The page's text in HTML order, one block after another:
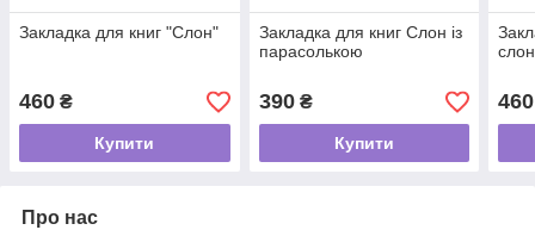
Закладка для книг "Слон"
460 ₴
Купити
Закладка для книг Слон із
парасолькою
390₴
Купити
460
Про нас